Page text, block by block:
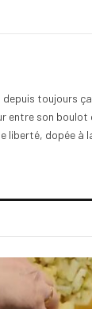
toujours
son boulot
liberté, dopée à